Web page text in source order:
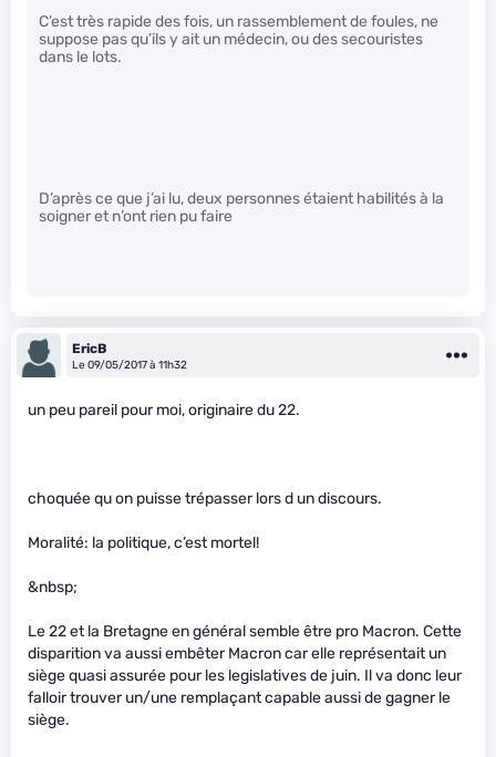
C’est très rapide des fois, un rassemblement de foules, ne
suppose pas qu’ils y ait un médecin, ou des secouristes
dans le lots.
D’après ce que j’ai lu, deux personnes étaient habilités à la
soigner et n’ont rien pu faire
EricB
Le 09/05/2017 à 11h32
un peu pareil pour moi, originaire du 22.
choquée qu on puisse trépasser lors d un discours.
Moralité: la politique, c’est mortel!
&nbsp;
Le 22 et la Bretagne en général semble être pro Macron. Cette
disparition va aussi embêter Macron car elle représentait un
siège quasi assurée pour les legislatives de juin. Il va donc leur
falloir trouver un/une remplaçant capable aussi de gagner le
siège.